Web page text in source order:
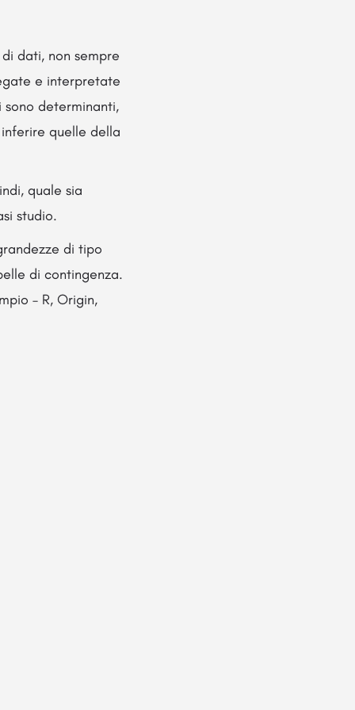
dati, non sempre
e interpretate
determinanti,
quelle della
quale sia
studio.
di tipo
di contingenza.
– R, Origin,